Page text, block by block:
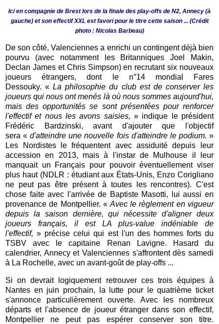
Ici en compagnie de Brest lors de la finale des play-offs de N2, Annecy (à
gauche) et son effectif XXL est favori pour le titre cette saison ... (Crédit
photo : Nicolas Barbeau)
De son côté, Valenciennes a enrichi un contingent déjà bien
pourvu (avec notamment les Britanniques Joel Makin,
Declan James et Chris Simpson) en recrutant six nouveaux
joueurs étrangers, dont le n°14 mondial Fares
Dessouky. «La philosophie du club est de conserver les
joueurs qui nous ont menés là où nous sommes aujourd'hui,
mais des opportunités se sont présentées pour renforcer
l'effectif et nous les avons saisies, » indique le président
Frédéric Bardzinski, avant d'ajouter que l'objectif
sera «d'atteindre une nouvelle fois d'atteindre le podium. »
Les Nordistes le fréquentent avec assiduité depuis leur
accession en 2013, mais à l'instar de Mulhouse il leur
manquait un Français pour pouvoir éventuellement viser
plus haut (NDLR : étudiant aux États-Unis, Enzo Corigliano
ne peut pas être présent à toutes les rencontres). C'est
chose faite avec l'arrivée de Baptiste Masotti, lui aussi en
provenance de Montpellier. « Avec le règlement en vigueur
depuis la saison dernière, qui nécessite d'aligner deux
joueurs français, il est LA plus-value indéniable de
l'effectif,» précise celui qui est l'un des hommes forts du
TSBV avec le capitaine Renan Lavigne. Hasard du
calendrier, Annecy et Valenciennes s'affrontent dès samedi
à La Rochelle, avec un avant-goût de play-offs ...
Si on devrait logiquement retrouver ces trois équipes à
Nantes en juin prochain, la lutte pour le quatrième ticket
s'annonce particulièrement ouverte. Avec les nombreux
départs et l'absence de joueur étranger dans son effectif,
Montpellier ne peut pas espérer conserver son titre.